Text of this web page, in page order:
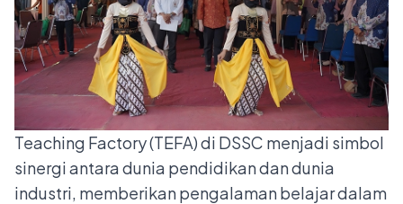
Teaching Factory (TEFA) di DSSC menjadi simbol
sinergi antara dunia pendidikan dan dunia
industri, memberikan pengalaman belajar dalam